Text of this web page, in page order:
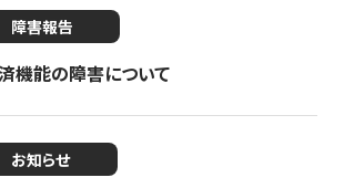
障害報告
機能の障害について
お知らせ